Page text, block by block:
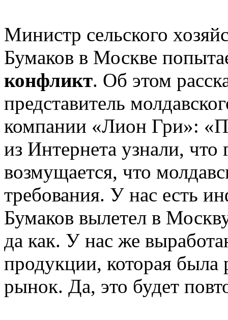
Министр сельского
Бумаков в Москве
конфликт. Об этом
представитель
компании «Лион Гри»:
из Интернета узнали,
возмущается, что
требования. У нас есть
Бумаков вылетел в
да как. У нас же
продукции, которая была
рынок. Да, это будет